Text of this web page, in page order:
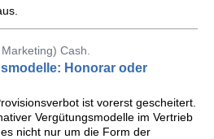
Cash.
Honorar oder
ist vorerst gescheitert.
Vergütungsmodelle im Vertrieb
nicht nur um die Form der